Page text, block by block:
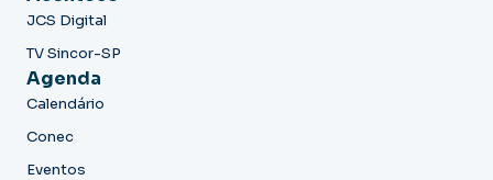
JCS Digital
TV Sincor-SP
Agenda
Calendário
Conec
Eventos